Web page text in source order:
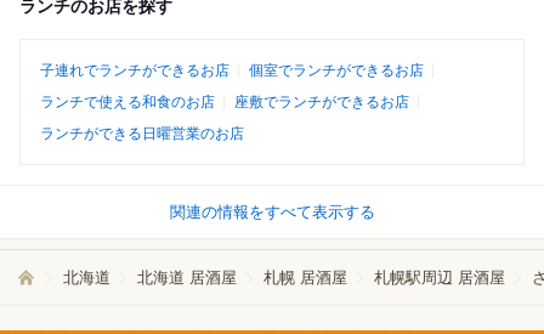
ランチのお店を探す
子連れでランチができるお店
個室でランチができるお店
ランチで使える和食のお店
座敷でランチができるお店
ランチができる日曜営業のお店
関連の情報をすべて表示する
北海道 北海道 居酒屋 札幌 居酒屋 札幌駅周辺 居酒屋